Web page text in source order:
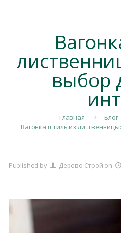
выбор
Главная
Блог
Вагонка штиль из
Published by Дерево Строй on